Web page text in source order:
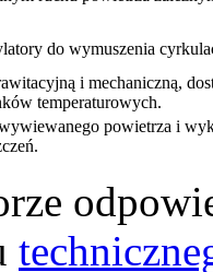
do wymuszenia
i mechaniczną,
temperaturowych.
powietrza i